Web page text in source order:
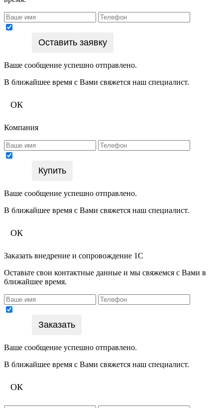
Оставить заявку
Ваше сообщение успешно отправлено.
В ближайшее время с Вами свяжется наш специалист.
ОК
Компания
Купить
Ваше сообщение успешно отправлено.
В ближайшее время с Вами свяжется наш специалист.
ОК
Заказать внедрение и сопровождение 1С
Оставьте свои контактные данные и мы свяжемся с Вами в
ближайшее время.
Заказать
Ваше сообщение успешно отправлено.
В ближайшее время с Вами свяжется наш специалист.
ОК